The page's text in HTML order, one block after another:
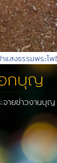
สงธรรมพระโ